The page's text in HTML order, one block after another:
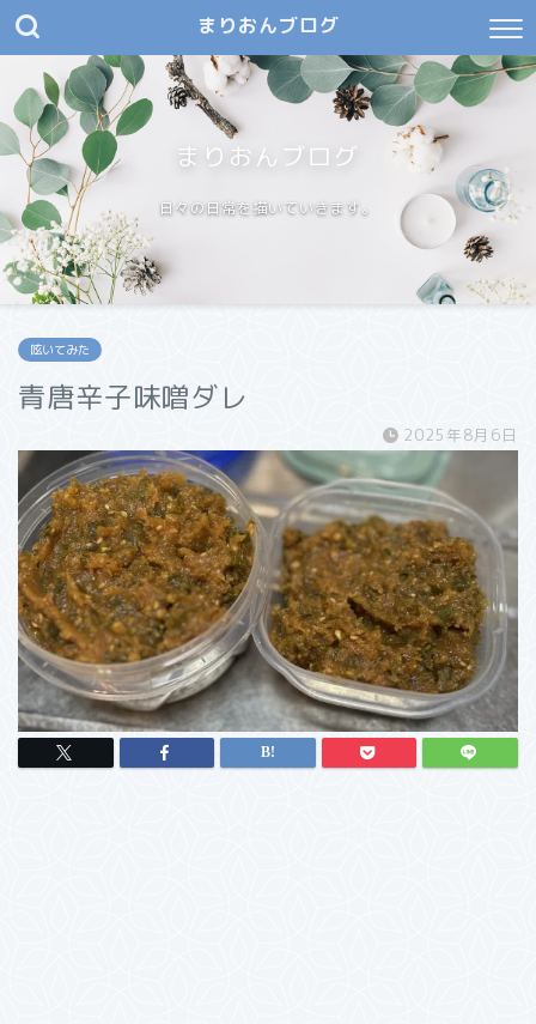
まりおんブログ
まりおんブログ
日々の日常を描いていきます。
呟いてみた
青唐辛子味噌ダレ
2025年8月6日